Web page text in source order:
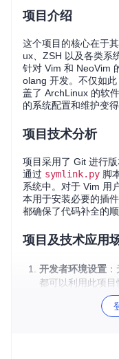
项目介绍
这个项目的核心在于
ux、ZSH 以及各类系
针对 Vim 和 NeoVim
olang 开发。不仅如
盖了 ArchLinux 的软
的系统配置和维护变得
项目技术分析
项目采用了 Git 进行
通过 symlink.py 脚
系统中。对于 Vim 用
本用于安装必要的插
都确保了代码补全的顺
项目及技术应用
开发者环境设置
都可以利用此项目
：脚
软件包，更新